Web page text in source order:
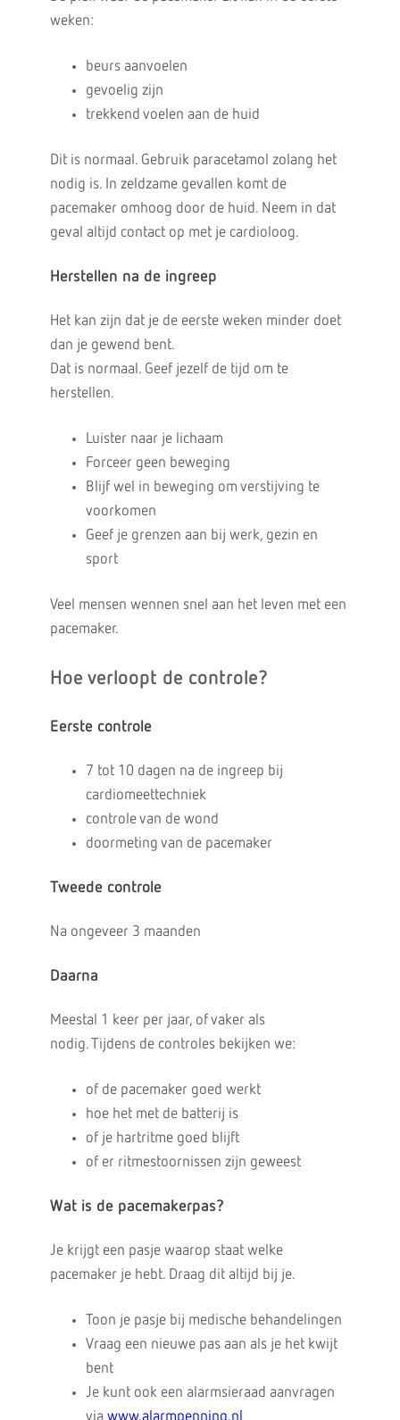
weken:
beurs aanvoelen
gevoelig zijn
trekkend voelen aan de huid
Dit is normaal. Gebruik paracetamol zolang het
nodig is. In zeldzame gevallen komt de
pacemaker omhoog door de huid. Neem in dat
geval altijd contact op met je cardioloog.
Herstellen na de ingreep
Het kan zijn dat je de eerste weken minder doet
dan je gewend bent.
Dat is normaal. Geef jezelf de tijd om te
herstellen.
Luister naar je lichaam
Forceer geen beweging
Blijf wel in beweging om verstijving te
voorkomen
Geef je grenzen aan bij werk, gezin en
sport
Veel mensen wennen snel aan het leven met een
pacemaker.
Hoe verloopt de controle?
Eerste controle
7 tot 10 dagen na de ingreep bij
cardiomeettechniek
controle van de wond
doormeting van de pacemaker
Tweede controle
Na ongeveer 3 maanden
Daarna
Meestal 1 keer per jaar, of vaker als
nodig. Tijdens de controles bekijken we:
of de pacemaker goed werkt
hoe het met de batterij is
of je hartritme goed blijft
of er ritmestoornissen zijn geweest
Wat is de pacemakerpas?
Je krijgt een pasje waarop staat welke
pacemaker je hebt. Draag dit altijd bij je.
Toon je pasje bij medische behandelingen
Vraag een nieuwe pas aan als je het kwijt
bent
Je kunt ook een alarmsieraad aanvragen
via www.alarmpenning.nl